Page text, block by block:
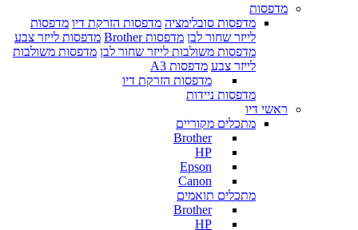
מדפסות
מדפסות סובלימציה מדפסות הזרקת דיו מדפסות
לייזר שחור לבן מדפסות Brother
מדפסות לייזר צבע
מדפסות משולבות לייזר שחור לבן מדפסות משולבות
לייזר צבע מדפסות A3
מדפסות הזרקת דיו
מדפסות ניידות
ראשי דיו
מתכלים מקוריים
Brother
HP
Epson
Canon
מתכלים תואמים
Brother
HP